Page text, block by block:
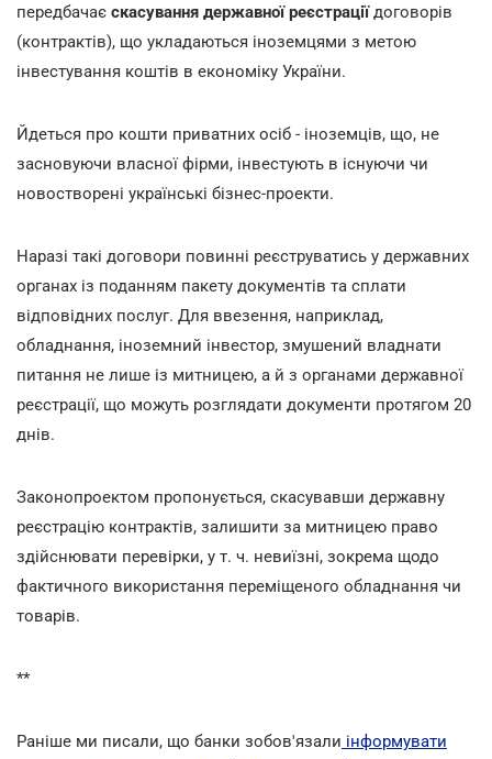
передбачає скасування державної реєстраціїдоговорів
(контрактів), що укладаються іноземцями з метою
інвестування коштів в економіку України.
Йдеться про кошти приватних осіб - іноземців, що, не
засновуючи власної фірми, інвестують в існуючи чи
новостворені українські бізнес-проекти.
Наразі такі договори повинні реєструватись у державних
органах із поданням пакету документів та сплати
відповідних послуг. Для ввезення, наприклад,
обладнання, іноземний інвестор, змушений владнати
питання не лише із митницею, а й з органами державної
реєстрації, що можуть розглядати документи протягом 20
днів.
Законопроектом пропонується, скасувавши державну
реєстрацію контрактів, залишити за митницею право
здійснювати перевірки, у т. ч. невиїзні, зокрема щодо
фактичного використання переміщеного обладнання чи
товарів.
**
Раніше ми писали, що банки зобов'язали інформувати